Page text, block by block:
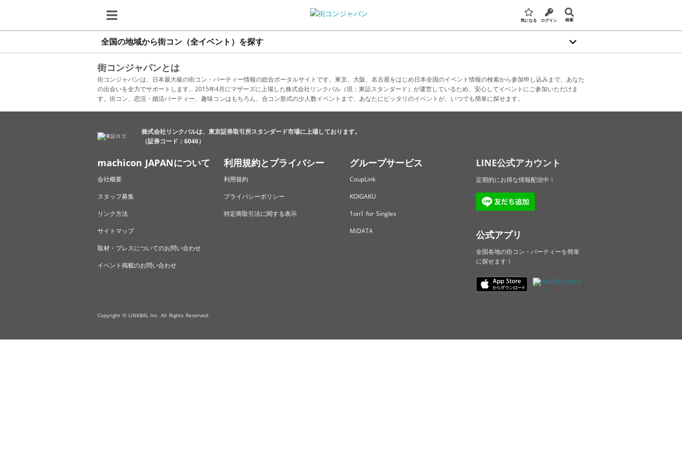
気になる ログイン 検索
全国の地域から街コン（全イベント）を探す
街コンジャパンとは
街コンジャパンは、日本最大級の街コン・パーティー情報の総合ポータルサイトです。東京、大阪、名古屋をはじめ日本全国のイベント情報の検索から参加申し込みまで、あなた
の出会いを全力でサポートします。2015年4月にマザーズに上場した株式会社リンクバル（現：東証スタンダード）が運営しているため、安心してイベントにご参加いただけま
す。街コン、恋活・婚活パーティー、趣味コンはもちろん、合コン形式の少人数イベントまで、あなたにピッタリのイベントが、いつでも簡単に探せます。
株式会社リンクバルは、東京証券取引所スタンダード市場に上場しております。
（証券コード：6046）
machicon JAPANについて
会社概要
スタッフ募集
リンク方法
サイトマップ
取材・プレスについてのお問い合わせ
イベント掲載のお問い合わせ
利用規約とプライバシー
利用規約
プライバシーポリシー
特定商取引法に関する表示
グループサービス
CoupLink
KOIGAKU
1on1 for Singles
MiDATA
LINE公式アカウント
定期的にお得な情報配信中！
公式アプリ
全国各地の街コン・パーティーを簡単
に探せます！
Copyright © LINKBAL Inc. All Rights Reserved.